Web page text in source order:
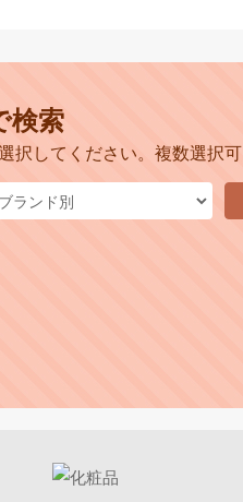
検索
択してください。複数選択可